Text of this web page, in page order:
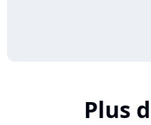
Plus